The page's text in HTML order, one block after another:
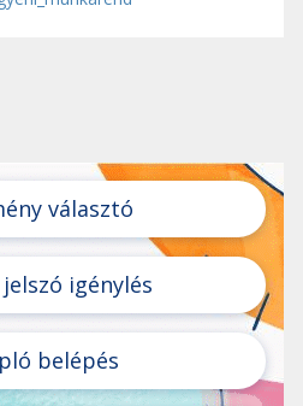
választó
igénylés
belépés